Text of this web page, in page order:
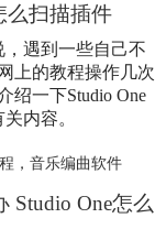
么扫描插件
，遇到一些自己不
上的教程操作几次
绍一下Studio One
内容。
， 音乐编曲软件
Studio One怎么